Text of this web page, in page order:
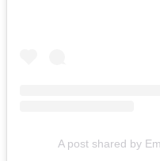
A post shared by